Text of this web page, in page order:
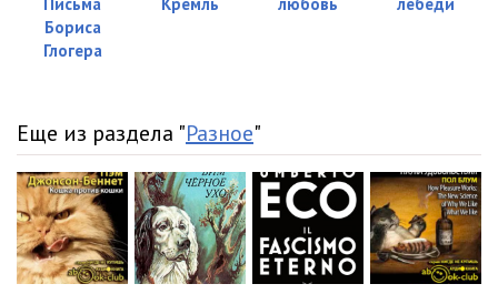
Письма
Бориса
Глогера
Кремль
любовь
лебеди
Еще из раздела "Разное"